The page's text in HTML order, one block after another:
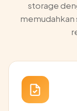
storage
memudahkan